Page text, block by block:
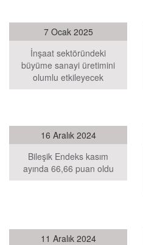
7 Ocak 2025
İnşaat sektöründeki
büyüme sanayi üretimini
olumlu etkileyecek
16 Aralık 2024
Bileşik Endeks kasım
ayında 66,66 puan oldu
11 Aralık 2024